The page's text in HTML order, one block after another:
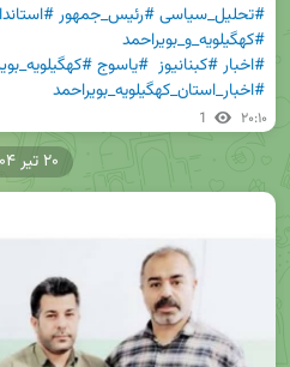
#تحلیل_سیاسی#رئیس_جمهور
#کهگیلویه_و_بویراحمد
#اخبار#کبنانیوز #یاسوج
#اخبار_استان_کهگیلویه_بویراحمد
1 ۲۰:۱۰
۲۰ تیر ۱۴۰۴